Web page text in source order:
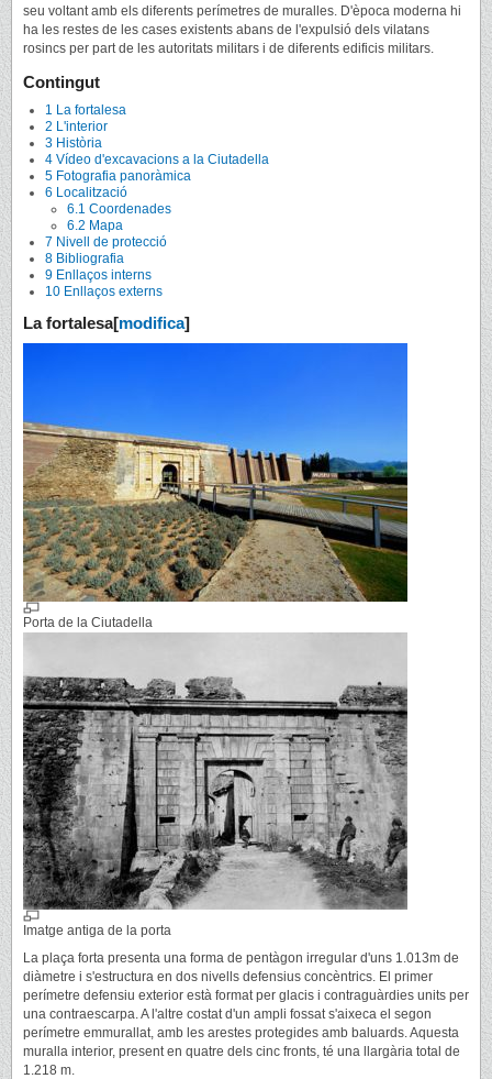
seu voltant amb els diferents perímetres de muralles. D'època moderna hi
ha les restes de les cases existents abans de l'expulsió dels vilatans
rosincs per part de les autoritats militars i de diferents edificis militars.
Contingut
1 La fortalesa
2 L'interior
3 Història
4 Vídeo d'excavacions a la Ciutadella
5 Fotografia panoràmica
6 Localització
6.1 Coordenades
6.2 Mapa
7 Nivell de protecció
8 Bibliografia
9 Enllaços interns
10 Enllaços externs
La fortalesa[modifica]
Porta de la Ciutadella
Imatge antiga de la porta
La plaça forta presenta una forma de pentàgon irregular d'uns 1.013m de
diàmetre i s'estructura en dos nivells defensius concèntrics. El primer
perímetre defensiu exterior està format per glacis i contraguàrdies units per
una contraescarpa. A l'altre costat d'un ampli fossat s'aixeca el segon
perímetre emmurallat, amb les arestes protegides amb baluards. Aquesta
muralla interior, present en quatre dels cinc fronts, té una llargària total de
1.218 m.